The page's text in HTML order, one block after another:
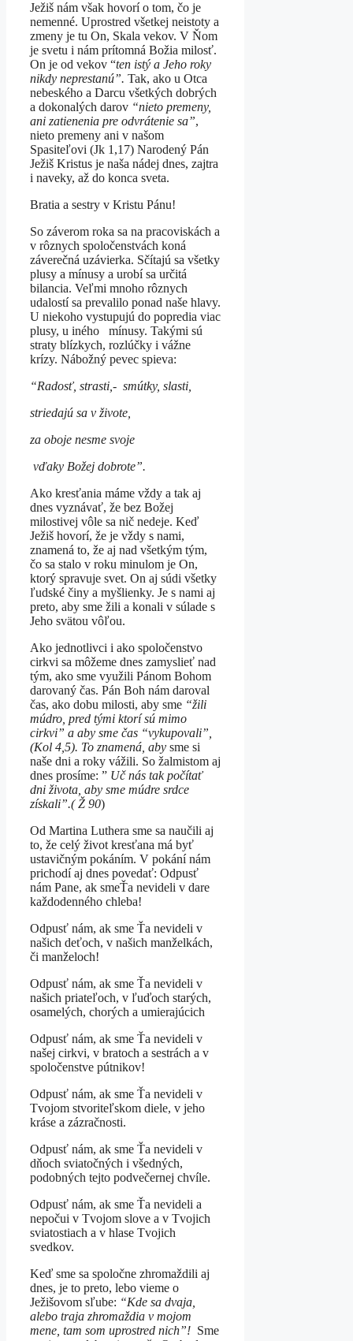
Ježiš nám však hovorí o tom, čo je
nemenné. Uprostred všetkej neistoty a
zmeny je tu On, Skala vekov. V Ňom
je svetu i nám prítomná Božia milosť.
On je od vekov “ten istý a Jeho roky
nikdy neprestanú”. Tak, ako u Otca
nebeského a Darcu všetkých dobrých
a dokonalých darov “nieto premeny,
ani zatienenia pre odvrátenie sa”,
nieto premeny ani v našom
Spasiteľovi (Jk 1,17) Narodený Pán
Ježiš Kristus je naša nádej dnes, zajtra
i naveky, až do konca sveta.
Bratia a sestry v Kristu Pánu!
So záverom roka sa na pracoviskách a
v rôznych spoločenstvách koná
záverečná uzávierka. Sčítajú sa všetky
plusy a mínusy a urobí sa určitá
bilancia. Veľmi mnoho rôznych
udalostí sa prevalilo ponad naše hlavy.
U niekoho vystupujú do popredia viac
plusy, u iného mínusy. Takými sú
straty blízkych, rozlúčky i vážne
krízy. Nábožný pevec spieva:
“Radosť, strasti,- smútky, slasti,
striedajú sa v živote,
za oboje nesme svoje
vďaky Božej dobrote”.
Ako kresťania máme vždy a tak aj
dnes vyznávať, že bez Božej
milostivej vôle sa nič nedeje. Keď
Ježiš hovorí, že je vždy s nami,
znamená to, že aj nad všetkým tým,
čo sa stalo v roku minulom je On,
ktorý spravuje svet. On aj súdi všetky
ľudské činy a myšlienky. Je s nami aj
preto, aby sme žili a konali v súlade s
Jeho svätou vôľou.
Ako jednotlivci i ako spoločenstvo
cirkvi sa môžeme dnes zamyslieť nad
tým, ako sme využili Pánom Bohom
darovaný čas. Pán Boh nám daroval
čas, ako dobu milosti, aby sme “žili
múdro, pred tými ktorí sú mimo
cirkvi” a aby sme čas “vykupovali”,
(Kol 4,5). To znamená, aby sme si
naše dni a roky vážili. So žalmistom aj
dnes prosíme: ” Uč nás tak počítať
dni života, aby sme múdre srdce
získali”.( Ž 90)
Od Martina Luthera sme sa naučili aj
to, že celý život kresťana má byť
ustavičným pokáním. V pokání nám
prichodí aj dnes povedať: Odpusť
nám Pane, ak smeŤa nevideli v dare
každodenného chleba!
Odpusť nám, ak sme Ťa nevideli v
našich deťoch, v našich manželkách,
či manželoch!
Odpusť nám, ak sme Ťa nevideli v
našich priateľoch, v ľuďoch starých,
osamelých, chorých a umierajúcich
Odpusť nám, ak sme Ťa nevideli v
našej cirkvi, v bratoch a sestrách a v
spoločenstve pútnikov!
Odpusť nám, ak sme Ťa nevideli v
Tvojom stvoriteľskom diele, v jeho
kráse a zázračnosti.
Odpusť nám, ak sme Ťa nevideli v
dňoch sviatočných i všedných,
podobných tejto podvečernej chvíle.
Odpusť nám, ak sme Ťa nevideli a
nepočui v Tvojom slove a v Tvojich
sviatostiach a v hlase Tvojich
svedkov.
Keď sme sa spoločne zhromaždili aj
dnes, je to preto, lebo vieme o
Ježišovom sľube: “Kde sa dvaja,
alebo traja zhromaždia v mojom
mene, tam som uprostred nich”! Sme